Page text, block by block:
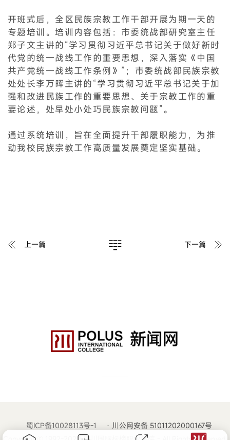
开班式后，全区民族宗教工作干部开展为期一天的
专题培训。培训内容包括：市委统战部研究室主任
郑子文主讲的“学习贯彻习近平总书记关于做好新时
代党的统一战线工作的重要思想，深入落实《中国
共产党统一战线工作条例》”；市委统战部民族宗教
处处长李万晖主讲的“学习贯彻习近平总书记关于加
强和改进民族工作的重要思想、关于宗教工作的重
要论述，处早处小处巧民族宗教问题”。
通过系统培训，旨在全面提升干部履职能力，为推
动我校民族宗教工作高质量发展奠定坚实基础。
上一篇 下一篇
蜀ICP备10028113号-1
· 川公网安备 51011202000167号